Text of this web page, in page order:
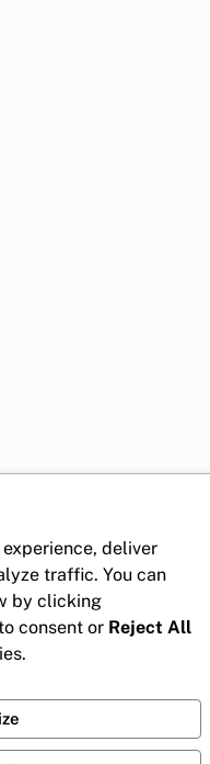
deliver
traffic. You can
by clicking
consent or Reject All